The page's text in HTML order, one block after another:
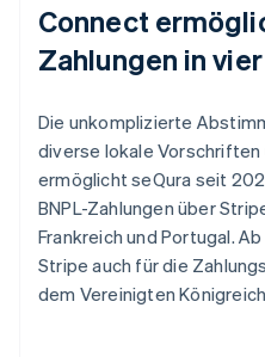
Connect
Zahlungen in
Die unkomplizierte
diverse lokale
ermöglicht seQura seit
BNPL-Zahlungen über
Frankreich und Portugal.
Stripe auch für die
dem Vereinigten